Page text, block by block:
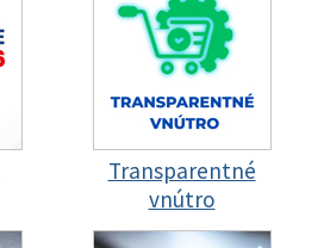
Transparentné
vnútro